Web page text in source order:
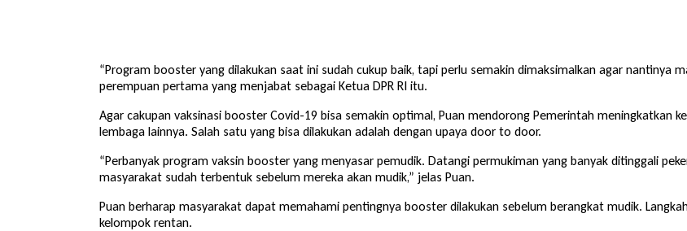
“Program booster yang dilakukan saat ini sudah cukup baik, tapi perlu semakin dimaksimalkan agar nantinya
perempuan pertama yang menjabat sebagai Ketua DPR RI itu.
Agar cakupan vaksinasi booster Covid-19 bisa semakin optimal, Puan mendorong Pemerintah meningkatkan
lembaga lainnya. Salah satu yang bisa dilakukan adalah dengan upaya door to door.
“Perbanyak program vaksin booster yang menyasar pemudik. Datangi permukiman yang banyak ditinggali
masyarakat sudah terbentuk sebelum mereka akan mudik,” jelas Puan.
Puan berharap masyarakat dapat memahami pentingnya booster dilakukan sebelum berangkat mudik.
kelompok rentan.